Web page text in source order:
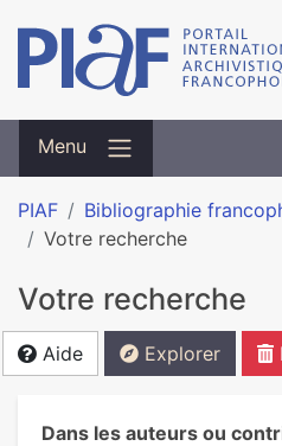
Menu
PIAF
Bibliographie
Votre recherche
Votre recherche
Aide Explorer
Dans les auteurs ou